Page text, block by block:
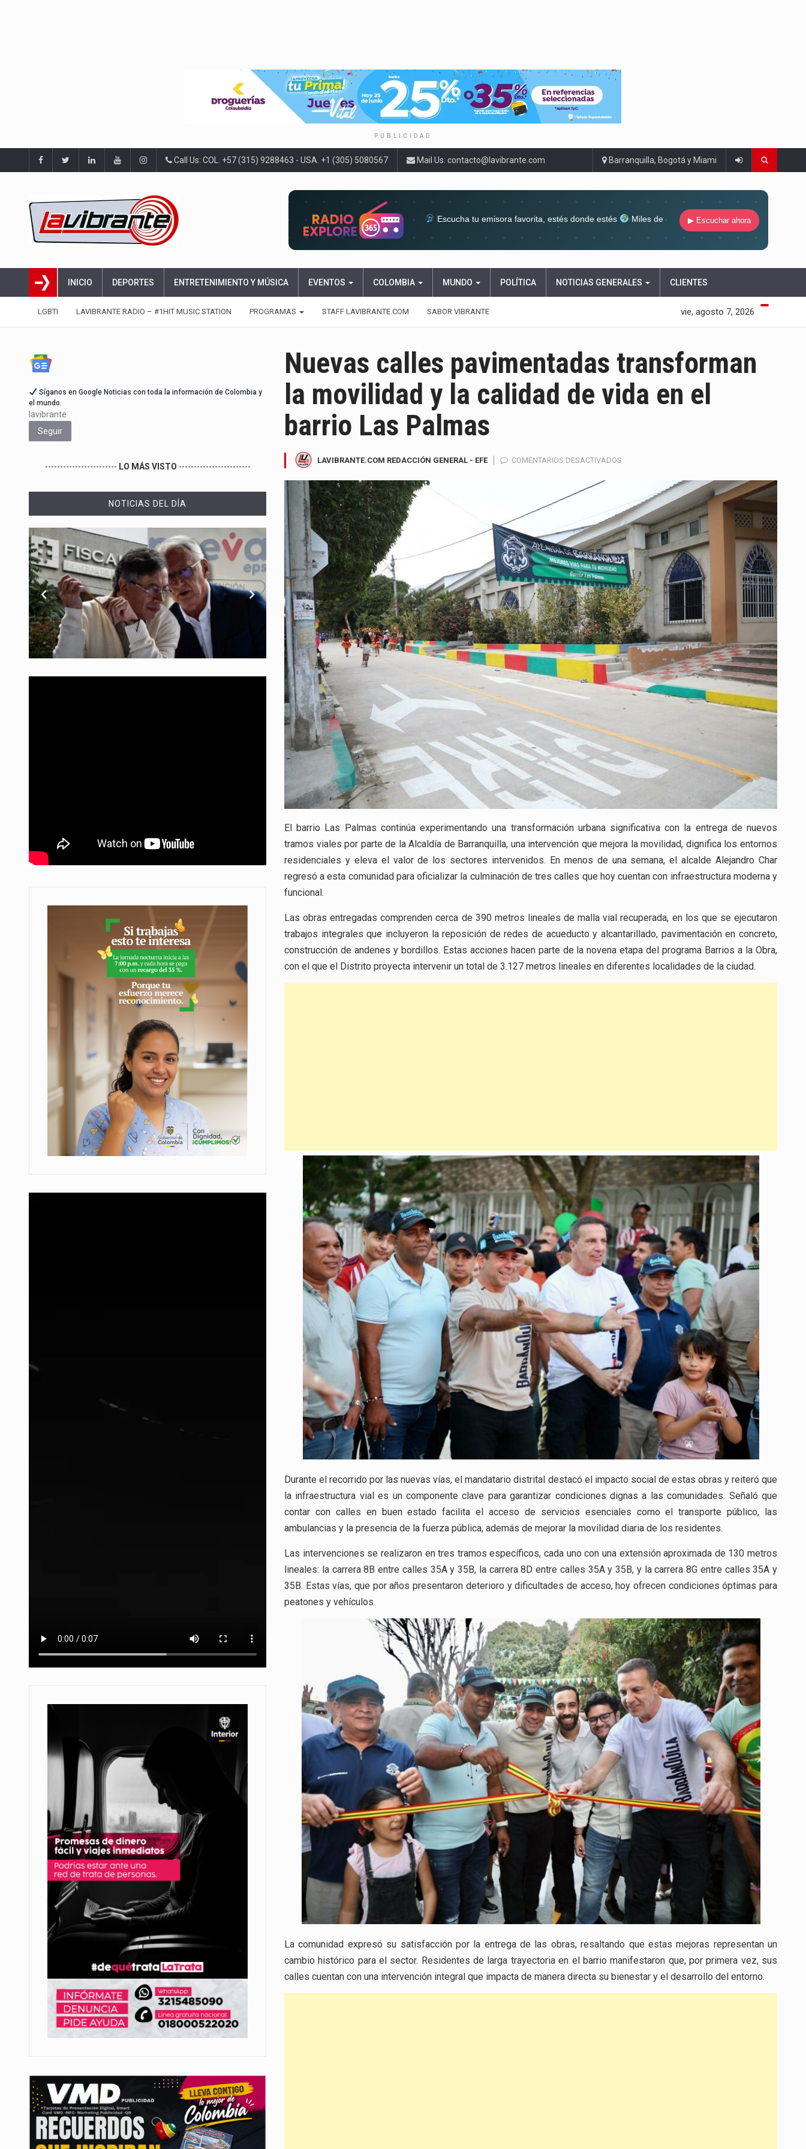
PUBLICIDAD
Call Us: COL. +57 (315) 9288463 - USA. +1 (305) 5080567 Mail Us: contacto@lavibrante.com Barranquilla, Bogotá y Miami
Escucha tu emisora favorita, estés donde estés
Miles de
▶ Escuchar ahora
INICIO DEPORTES ENTRETENIMIENTO Y MÚSICA EVENTOS COLOMBIA MUNDO POLÍTICA NOTICIAS GENERALES CLIENTES
LGBTI LAVIBRANTE RADIO – #1HIT MUSIC STATION PROGRAMAS STAFF LAVIBRANTE.COM SABOR VIBRANTE vie, agosto 7, 2026
Nuevas calles pavimentadas transforman
la movilidad y la calidad de vida en el
barrio Las Palmas
LAVIBRANTE.COM REDACCIÓN GENERAL - EFE COMENTARIOS DESACTIVADOS
PAVIMENTADAS
TRANSFORMAN
LA
MOVILIDAD
Y
LA
CALIDAD
DE
VIDA
EN
EL
BARRIO
LAS
PALMAS
El barrio Las Palmas continúa experimentando una transformación urbana significativa con la entrega de nuevos
tramos viales por parte de la Alcaldía de Barranquilla, una intervención que mejora la movilidad, dignifica los entornos
residenciales y eleva el valor de los sectores intervenidos. En menos de una semana, el alcalde Alejandro Char
regresó a esta comunidad para oficializar la culminación de tres calles que hoy cuentan con infraestructura moderna y
funcional.
Las obras entregadas comprenden cerca de 390 metros lineales de malla vial recuperada, en los que se ejecutaron
trabajos integrales que incluyeron la reposición de redes de acueducto y alcantarillado, pavimentación en concreto,
construcción de andenes y bordillos. Estas acciones hacen parte de la novena etapa del programa Barrios a la Obra,
con el que el Distrito proyecta intervenir un total de 3.127 metros lineales en diferentes localidades de la ciudad.
Durante el recorrido por las nuevas vías, el mandatario distrital destacó el impacto social de estas obras y reiteró que
la infraestructura vial es un componente clave para garantizar condiciones dignas a las comunidades. Señaló que
contar con calles en buen estado facilita el acceso de servicios esenciales como el transporte público, las
ambulancias y la presencia de la fuerza pública, además de mejorar la movilidad diaria de los residentes.
Las intervenciones se realizaron en tres tramos específicos, cada uno con una extensión aproximada de 130 metros
lineales: la carrera 8B entre calles 35A y 35B, la carrera 8D entre calles 35A y 35B, y la carrera 8G entre calles 35A y
35B. Estas vías, que por años presentaron deterioro y dificultades de acceso, hoy ofrecen condiciones óptimas para
peatones y vehículos.
La comunidad expresó su satisfacción por la entrega de las obras, resaltando que estas mejoras representan un
cambio histórico para el sector. Residentes de larga trayectoria en el barrio manifestaron que, por primera vez, sus
calles cuentan con una intervención integral que impacta de manera directa su bienestar y el desarrollo del entorno.
Síganos en Google Noticias con toda la información de Colombia y
el mundo.
lavibrante
Seguir
------------------------ LO MÁS VISTO ------------------------
NOTICIAS DEL DÍA